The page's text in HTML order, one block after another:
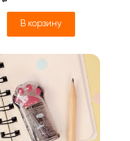
В корзину